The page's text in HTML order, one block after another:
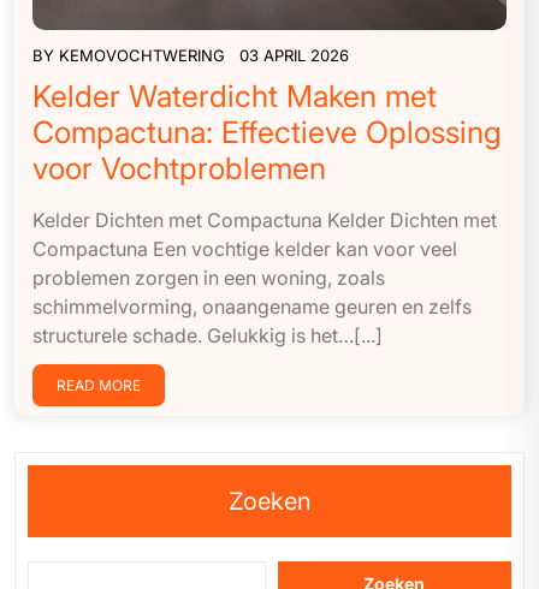
BY KEMOVOCHTWERING 03 APRIL 2026
Kelder Waterdicht Maken met
Compactuna: Effectieve Oplossing
voor Vochtproblemen
Kelder Dichten met Compactuna Kelder Dichten met
Compactuna Een vochtige kelder kan voor veel
problemen zorgen in een woning, zoals
schimmelvorming, onaangename geuren en zelfs
structurele schade. Gelukkig is het…[...]
READ MORE
Zoeken
Zoeken